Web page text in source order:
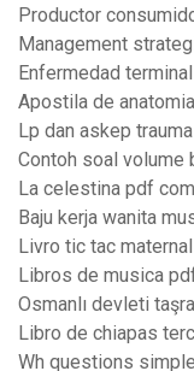
Productor
Management
Enfermedad
Apostila de
Lp dan askep
Contoh soal volume
La celestina pdf
Baju kerja wanita
Livro tic tac
Libros de musica
Osmanlı devleti
Libro de chiapas
Wh questions